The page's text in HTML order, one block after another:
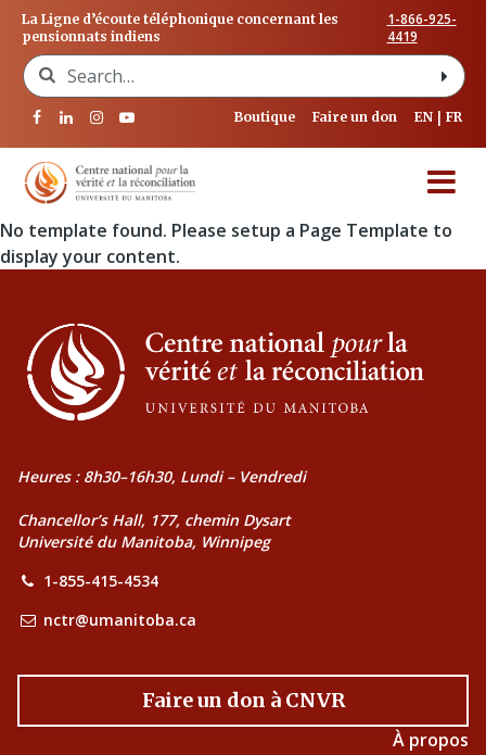
La Ligne d’écoute téléphonique concernant les
pensionnats indiens
1-866-925-
4419
Search for:
Boutique Faire un don EN FR
No template found. Please setup a Page Template to
display your content.
Heures : 8h30–16h30, Lundi – Vendredi
Chancellor’s Hall, 177, chemin Dysart
Université du Manitoba, Winnipeg
1-855-415-4534
nctr@umanitoba.ca
Faire un don à CNVR
À propos